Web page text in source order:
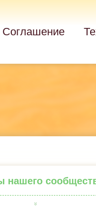
Соглашение
нашего